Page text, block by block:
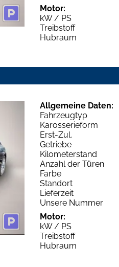
Motor:
kW / PS
Treibstoff
Hubraum
Allgemeine Daten:
Fahrzeugtyp
Karosserieform
Erst-Zul.
Getriebe
Kilometerstand
Anzahl der Türen
Farbe
Standort
Lieferzeit
Unsere Nummer
Motor:
kW / PS
Treibstoff
Hubraum